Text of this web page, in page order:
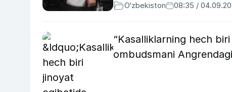
O‘zbekiston 08:35 /
“Kasalliklarning hech
ombudsmani